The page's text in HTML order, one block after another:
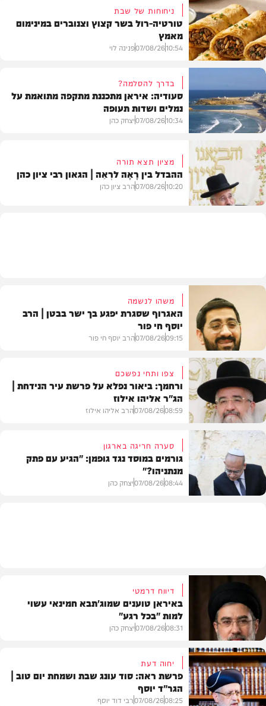
מתכונים
ניחוחות של שבת
טורטיה-רול בשר קצוץ וצנוברים במינימום
מאמץ
10:54
07/08/26פנינה לוי
בעולם
בדרך להסלמה?
סעודיה: איראן מתכננת מתקפה מתואמת על
נמלים ושדות תעופה
10:34
07/08/26יצחק כהן
מציון תצא תורה
ההבדל בין רָאָה לרְאֵה | הגאון רבי ציון כהן
10:20
07/08/26הרב ציון כהן
וידאו
משהו לנשמה
האגרוף שסגרת יפגע בך ישר בבטן | הרב
יוסף חי פור
09:15
07/08/26הרב יוסף חי פור
וידאו
צפו ותחי נפשכם
ורחמך: ביאור נפלא על פרשת עיר הנידחת |
הג"ר אליהו אילוז
08:59
07/08/26הרב אליהו אילוז
סערה חריגה בארגון
גורמים במוסד נגד גופמן: "הגיע עם פתק
מנתניהו?"
08:44
07/08/26יצחק כהן
חדשות
דיווח דרמטי
באיראן טוענים שמוג'תבא חמינאי עשוי
למות "בכל רגע"
08:31
07/08/26יצחק כהן
יחוה דעת
פרשת ראה: סוד עונג שבת ושמחת יום טוב |
הגר"ד יוסף
08:25
07/08/26רבי דוד יוסף